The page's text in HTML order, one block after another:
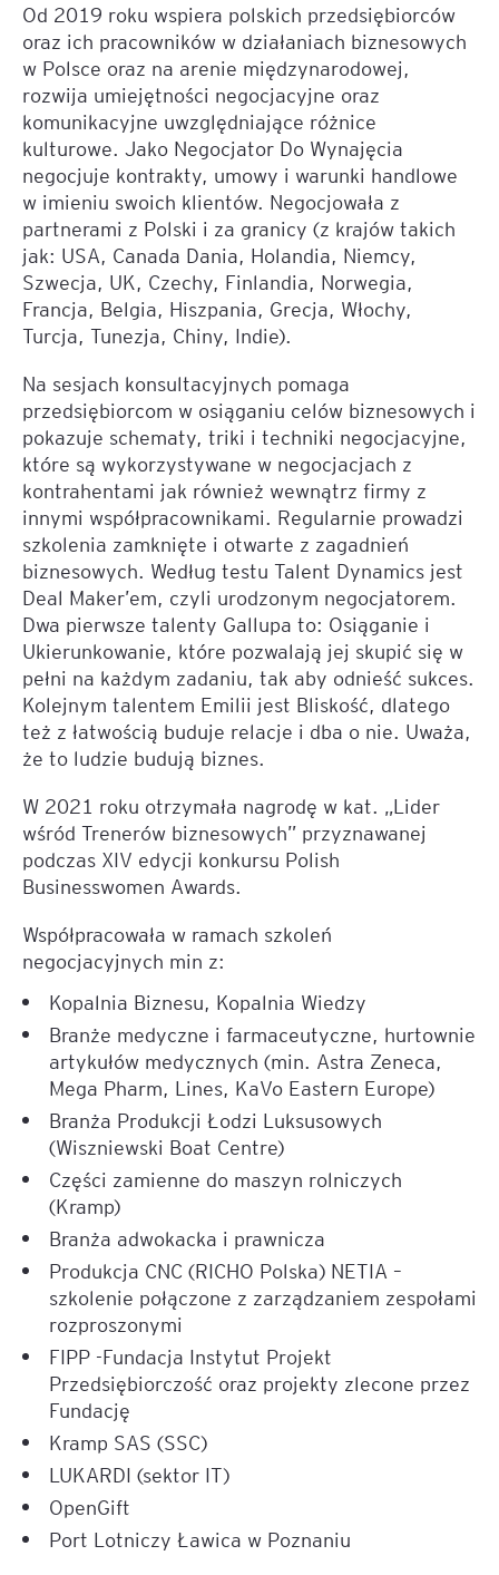
Od 2019 roku wspiera polskich przedsiębiorców
oraz ich pracowników w działaniach biznesowych
w Polsce oraz na arenie międzynarodowej,
rozwija umiejętności negocjacyjne oraz
komunikacyjne uwzględniające różnice
kulturowe. Jako Negocjator Do Wynajęcia
negocjuje kontrakty, umowy i warunki handlowe
w imieniu swoich klientów. Negocjowała z
partnerami z Polski i za granicy (z krajów takich
jak: USA, Canada Dania, Holandia, Niemcy,
Szwecja, UK, Czechy, Finlandia, Norwegia,
Francja, Belgia, Hiszpania, Grecja, Włochy,
Turcja, Tunezja, Chiny, Indie).
Na sesjach konsultacyjnych pomaga
przedsiębiorcom w osiąganiu celów biznesowych i
pokazuje schematy, triki i techniki negocjacyjne,
które są wykorzystywane w negocjacjach z
kontrahentami jak również wewnątrz firmy z
innymi współpracownikami. Regularnie prowadzi
szkolenia zamknięte i otwarte z zagadnień
biznesowych. Według testu Talent Dynamics jest
Deal Maker’em, czyli urodzonym negocjatorem.
Dwa pierwsze talenty Gallupa to: Osiąganie i
Ukierunkowanie, które pozwalają jej skupić się w
pełni na każdym zadaniu, tak aby odnieść sukces.
Kolejnym talentem Emilii jest Bliskość, dlatego
też z łatwością buduje relacje i dba o nie. Uważa,
że to ludzie budują biznes.
W 2021 roku otrzymała nagrodę w kat. „Lider
wśród Trenerów biznesowych” przyznawanej
podczas XIV edycji konkursu Polish
Businesswomen Awards.
Współpracowała w ramach szkoleń
negocjacyjnych min z:
Kopalnia Biznesu, Kopalnia Wiedzy
Branże medyczne i farmaceutyczne, hurtownie
artykułów medycznych (min. Astra Zeneca,
Mega Pharm, Lines, KaVo Eastern Europe)
Branża Produkcji Łodzi Luksusowych
(Wiszniewski Boat Centre)
Części zamienne do maszyn rolniczych
(Kramp)
Branża adwokacka i prawnicza
Produkcja CNC (RICHO Polska) NETIA –
szkolenie połączone z zarządzaniem zespołami
rozproszonymi
FIPP -Fundacja Instytut Projekt
Przedsiębiorczość oraz projekty zlecone przez
Fundację
Kramp SAS (SSC)
LUKARDI (sektor IT)
OpenGift
Port Lotniczy Ławica w Poznaniu